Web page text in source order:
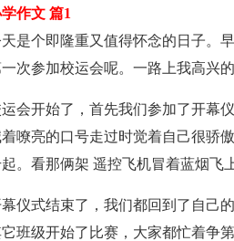
作文 篇1
是个即隆重又值得怀念的日子。
次参加校运会呢。一路上我高兴
会开始了，首先我们参加了开幕
着嘹亮的口号走过时觉着自己很
。看那俩架 遥控飞机冒着蓝烟飞
仪式结束了，我们都回到了自己
班级开始了比赛，大家都忙着争